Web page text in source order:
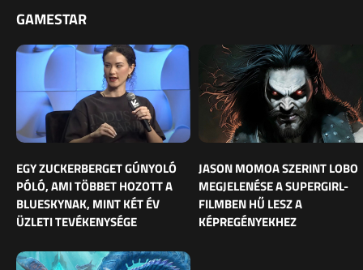
GAMESTAR
EGY ZUCKERBERGET GÚNYOLÓ
PÓLÓ, AMI TÖBBET HOZOTT A
BLUESKYNAK, MINT KÉT ÉV
ÜZLETI TEVÉKENYSÉGE
JASON MOMOA SZERINT LOBO
MEGJELENÉSE A SUPERGIRL-
FILMBEN HŰ LESZ A
KÉPREGÉNYEKHEZ